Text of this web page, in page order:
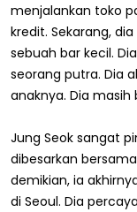
menjalankan toko
kredit. Sekarang,
sebuah bar kecil.
seorang putra. Dia
anaknya. Dia
Jung Seok sangat
dibesarkan
demikian, ia
di Seoul. Dia